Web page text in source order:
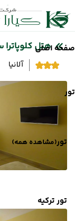
صفحه اصلی
تور
تور(مشاهده همه)
تور ترکیه
هتل کلوپاترا
آلانیا